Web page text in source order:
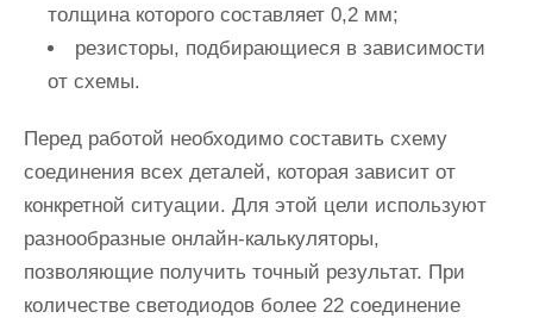
толщина которого составляет 0,2 мм;
резисторы, подбирающиеся в зависимости
от схемы.
Перед работой необходимо составить схему
соединения всех деталей, которая зависит от
конкретной ситуации. Для этой цели используют
разнообразные онлайн-калькуляторы,
позволяющие получить точный результат. При
количестве светодиодов более 22 соединение